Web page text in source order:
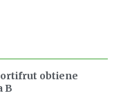
obtiene
B